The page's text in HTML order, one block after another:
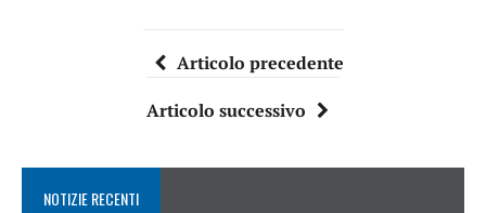
Articolo precedente
Articolo successivo
NOTIZIE RECENTI